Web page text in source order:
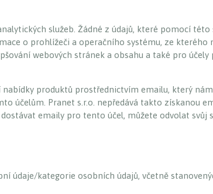
služeb. Žádné z údajů, které pomocí
o prohlížeči a operačního systému, ze
webových stránek a obsahu a také pro účely
produktů prostřednictvím emailu, který
účelům. Pranet s.r.o. nepředává takto získanou
emaily pro tento účel, můžete odvolat svůj
údaje/kategorie osobních údajů, včetně